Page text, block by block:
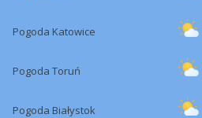
Pogoda Katowice
Pogoda Toruń
Pogoda Białystok